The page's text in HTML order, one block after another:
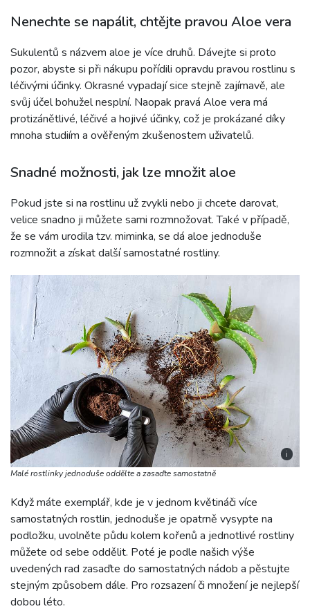
Nenechte se napálit, chtějte pravou Aloe vera
Sukulentů s názvem aloe je více druhů. Dávejte si proto
pozor, abyste si při nákupu pořídili opravdu pravou rostlinu s
léčivými účinky. Okrasné vypadají sice stejně zajímavě, ale
svůj účel bohužel nesplní. Naopak pravá Aloe vera má
protizánětlivé, léčivé a hojivé účinky, což je prokázané díky
mnoha studiím a ověřeným zkušenostem uživatelů.
Snadné možnosti, jak lze množit aloe
Pokud jste si na rostlinu už zvykli nebo ji chcete darovat,
velice snadno ji můžete sami rozmnožovat. Také v případě,
že se vám urodila tzv. miminka, se dá aloe jednoduše
rozmnožit a získat další samostatné rostliny.
i
Malé rostlinky jednoduše oddělte a zasaďte samostatně
Když máte exemplář, kde je v jednom květináči více
samostatných rostlin, jednoduše je opatrně vysypte na
podložku, uvolněte půdu kolem kořenů a jednotlivé rostliny
můžete od sebe oddělit. Poté je podle našich výše
uvedených rad zasaďte do samostatných nádob a pěstujte
stejným způsobem dále. Pro rozsazení či množení je nejlepší
dobou léto.